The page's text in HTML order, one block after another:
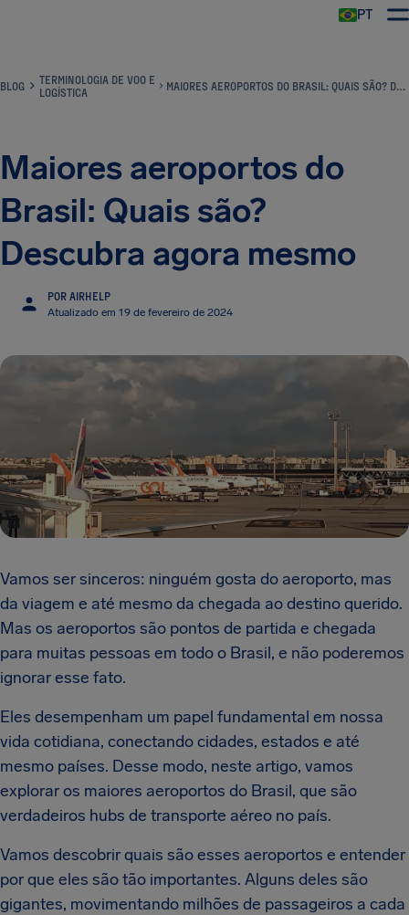
PT
BLOG
TERMINOLOGIA DE VOO E
LOGÍSTICA
MAIORES AEROPORTOS DO BRASIL: QUAIS SÃO? DESCUBRA AGORA MESMO
Maiores aeroportos do
Brasil: Quais são?
Descubra agora mesmo
POR AIRHELP
Atualizado em 19 de fevereiro de 2024
Vamos ser sinceros: ninguém gosta do aeroporto, mas
da viagem e até mesmo da chegada ao destino querido.
Mas os aeroportos são pontos de partida e chegada
para muitas pessoas em todo o Brasil, e não poderemos
ignorar esse fato.
Eles desempenham um papel fundamental em nossa
vida cotidiana, conectando cidades, estados e até
mesmo países. Desse modo, neste artigo, vamos
explorar os maiores aeroportos do Brasil, que são
verdadeiros hubs de transporte aéreo no país.
Vamos descobrir quais são esses aeroportos e entender
por que eles são tão importantes. Alguns deles são
gigantes, movimentando milhões de passageiros a cada